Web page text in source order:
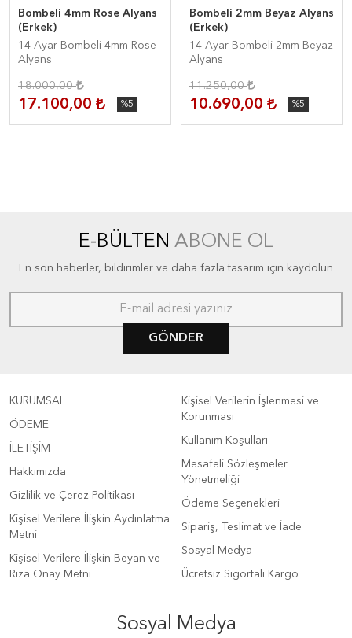
Bombeli 4mm Rose Alyans
(Erkek)
14 Ayar Bombeli 4mm Rose
Alyans
18.000,00
17.100,00 %5
Bombeli 2mm Beyaz Alyans
(Erkek)
14 Ayar Bombeli 2mm Beyaz
Alyans
11.250,00
10.690,00 %5
E-BÜLTEN ABONE OL
En son haberler, bildirimler ve daha fazla tasarım için kaydolun
GÖNDER
KURUMSAL
ÖDEME
İLETİŞİM
Hakkımızda
Gizlilik ve Çerez Politikası
Kişisel Verilere İlişkin Aydınlatma
Metni
Kişisel Verilere İlişkin Beyan ve
Rıza Onay Metni
Kişisel Verilerin İşlenmesi ve
Korunması
Kullanım Koşulları
Mesafeli Sözleşmeler
Yönetmeliği
Ödeme Seçenekleri
Sipariş, Teslimat ve İade
Sosyal Medya
Ücretsiz Sigortalı Kargo
Sosyal Medya